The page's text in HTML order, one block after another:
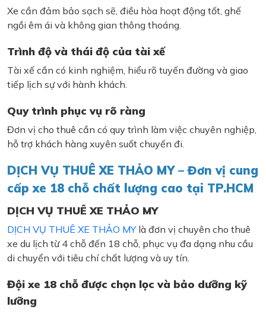
Xe cần đảm bảo sạch sẽ, điều hòa hoạt động tốt, ghế
ngồi êm ái và không gian thông thoáng.
Trình độ và thái độ của tài xế
Tài xế cần có kinh nghiệm, hiểu rõ tuyến đường và giao
tiếp lịch sự với hành khách.
Quy trình phục vụ rõ ràng
Đơn vị cho thuê cần có quy trình làm việc chuyên nghiệp,
hỗ trợ khách hàng xuyên suốt chuyến đi.
DỊCH VỤ THUÊ XE THẢO MY – Đơn vị cung
cấp xe 18 chỗ chất lượng cao tại TP.HCM
DỊCH VỤ THUÊ XE THẢO MY
DỊCH VỤ THUÊ XE THẢO MYlà đơn vị chuyên cho thuê
xe du lịch từ 4 chỗ đến 18 chỗ, phục vụ đa dạng nhu cầu
di chuyển với tiêu chí chất lượng và uy tín.
Đội xe 18 chỗ được chọn lọc và bảo dưỡng kỹ
lưỡng